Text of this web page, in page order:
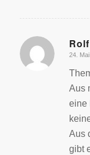
24.
Aus
eine
Aus
gibt